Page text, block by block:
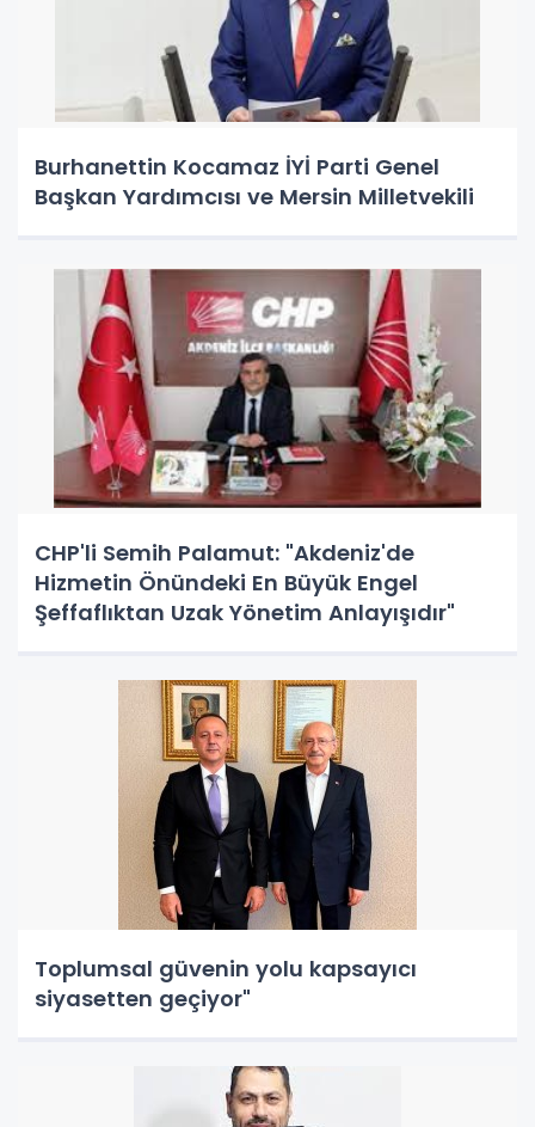
Burhanettin Kocamaz İYİ Parti Genel
Başkan Yardımcısı ve Mersin Milletvekili
CHP'li Semih Palamut: "Akdeniz'de
Hizmetin Önündeki En Büyük Engel
Şeffaflıktan Uzak Yönetim Anlayışıdır"
Toplumsal güvenin yolu kapsayıcı
siyasetten geçiyor"